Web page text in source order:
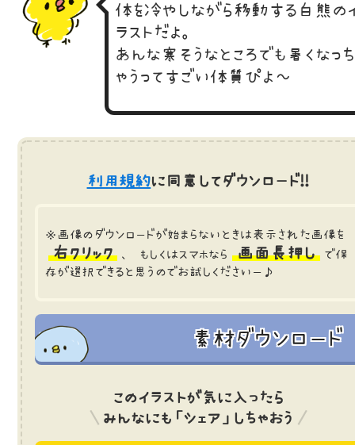
体を冷やしながら移動する白熊の
ラストだよ。
あんな寒そうなところでも暑くなっち
ゃうってすごい体質ぴよ～
利用規約に同意してダウンロード!!
※画像のダウンロードが始まらないときは表示された画像を
右クリック 、 もしくはスマホなら 画面長押し
で保
存が選択できると思うのでお試しくださいー♪
素材ダウンロード
このイラストが気に入ったら
みんなにも「シェア」しちゃおう